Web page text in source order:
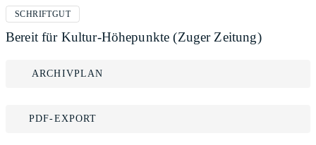
SCHRIFTGUT
Bereit für Kultur-Höhepunkte (Zuger Zeitung)
ARCHIVPLAN
PDF-EXPORT